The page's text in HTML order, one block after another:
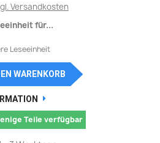
Versandkosten
für...
Leseeinheit
WARENKORB
Teile verfügbar